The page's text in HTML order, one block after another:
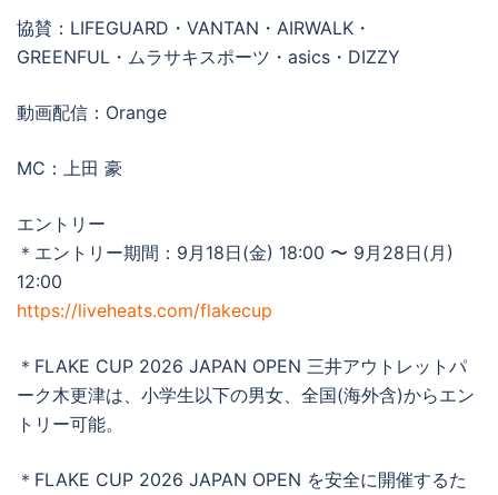
協賛：LIFEGUARD・VANTAN・AIRWALK・
GREENFUL・ムラサキスポーツ・asics・DIZZY
動画配信：Orange
MC：上田 豪
エントリー
＊エントリー期間：9月18日(金) 18:00 〜 9月28日(月)
12:00
https://liveheats.com/flakecup
＊FLAKE CUP 2026 JAPAN OPEN 三井アウトレットパ
ーク木更津は、小学生以下の男女、全国(海外含)からエン
トリー可能。
＊FLAKE CUP 2026 JAPAN OPEN を安全に開催するた